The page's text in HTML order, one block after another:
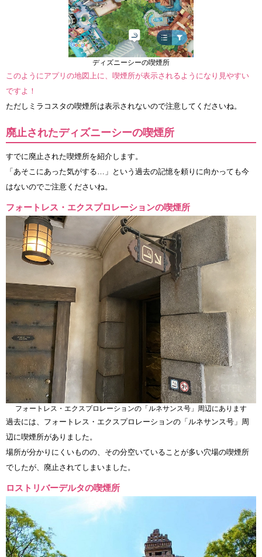
ディズニーシーの喫煙所
このようにアプリの地図上に、喫煙所が表示されるようになり見やすい
ですよ！
ただしミラコスタの喫煙所は表示されないので注意してくださいね。
廃止されたディズニーシーの喫煙所
すでに廃止された喫煙所を紹介します。
「あそこにあった気がする…」という過去の記憶を頼りに向かっても今
はないのでご注意くださいね。
フォートレス・エクスプロレーションの喫煙所
フォートレス・エクスプロレーションの「ルネサンス号」周辺にあります
過去には、フォートレス・エクスプロレーションの「ルネサンス号」周
辺に喫煙所がありました。
場所が分かりにくいものの、その分空いていることが多い穴場の喫煙所
でしたが、廃止されてしまいました。
ロストリバーデルタの喫煙所